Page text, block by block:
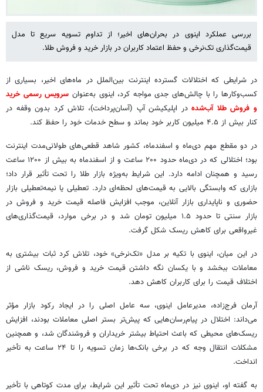
بررسی عملکرد اینوی در بحران‌های اخیر؛ از تداوم تسویه سریع تا مدل
قیمت‌گذاری تک‌نرخی و حفظ اعتماد کاربران در بازار خرید و فروش طلا.
در شرایطی که اختلالات گسترده اینترنت بین‌الملل در ماه‌های اخیر، بسیاری از
کسب‌وکارها را با چالش‌های جدی مواجه کرد، اینوی به‌عنوان سرویس رسمی خرید
و فروش طلا آب‌شدهدر اپلیکیشن آپ (آسان‌پرداخت)، تلاش کرد بدون وقفه در
کنار بیش از ۴.۵ میلیون کاربر خود بماند و سطح خدمات خود را حفظ کند.
در دو مقطع مهم دی‌ماه و اسفندماه، کشور شاهد قطعی‌های طولانی‌مدت اینترنت
بود؛ اختلالی که در دی‌ماه حدود ۲۰۰ ساعت و از اسفندماه به بیش از ۱۲۰۰ ساعت
رسید و همچنان ادامه دارد. این شرایط به‌ویژه بازار طلا را تحت تأثیر قرار داد؛
بازاری که وابستگی بالایی به قیمت‌های لحظه‌ای دارد. تعطیلی یا نیمه‌تعطیلی بازار
حضوری و ناپایداری بازار آنلاین، موجب افزایش فاصله قیمت خرید و فروش در
بازار سنتی تا حدود ۱.۵ میلیون تومان شد و در برخی موارد، قیمت‌گذاری‌های
غیرواقعی برای کاهش ریسک شکل گرفت.
در این میان، اینوی با تکیه بر مدل «تک‌نرخی» خود، تلاش کرد ثبات بیشتری به
معاملات ببخشد و با یکسان نگه داشتن قیمت خرید و فروش، ریسک ناشی از
اختلاف قیمت را برای کاربران کاهش دهد.
آرمان فرج‌زاده، مدیرعامل اینوی، سه عامل اصلی را در ایجاد رکود بازار مؤثر
می‌داند: اختلال در پیام‌رسان‌هایی که پیش‌تر بستر اصلی معاملات بودند، افزایش
ریسک‌های محیطی که باعث احتیاط بیشتر خریداران و فروشندگان شد، و همچنین
مشکلات انتقال وجه که در برخی بانک‌ها زمان تسویه را تا ۲۴ ساعت به تأخیر
انداخت.
به گفته او، اینوی نیز در دی‌ماه تحت تأثیر این شرایط، برای مدت کوتاهی با تأخیر